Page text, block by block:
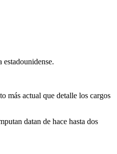
más actual que detalle los cargos
datan de hace hasta dos